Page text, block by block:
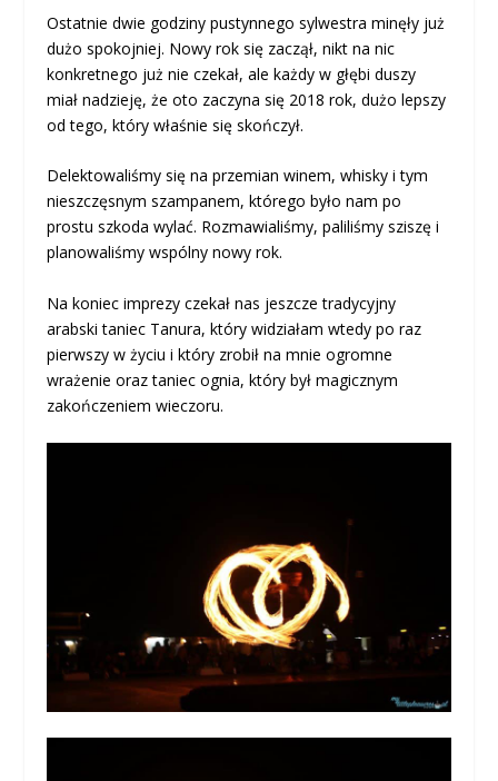
Ostatnie dwie godziny pustynnego sylwestra minęły już
dużo spokojniej. Nowy rok się zaczął, nikt na nic
konkretnego już nie czekał, ale każdy w głębi duszy
miał nadzieję, że oto zaczyna się 2018 rok, dużo lepszy
od tego, który właśnie się skończył.
Delektowaliśmy się na przemian winem, whisky i tym
nieszczęsnym szampanem, którego było nam po
prostu szkoda wylać. Rozmawialiśmy, paliliśmy sziszę i
planowaliśmy wspólny nowy rok.
Na koniec imprezy czekał nas jeszcze tradycyjny
arabski taniec Tanura, który widziałam wtedy po raz
pierwszy w życiu i który zrobił na mnie ogromne
wrażenie oraz taniec ognia, który był magicznym
zakończeniem wieczoru.